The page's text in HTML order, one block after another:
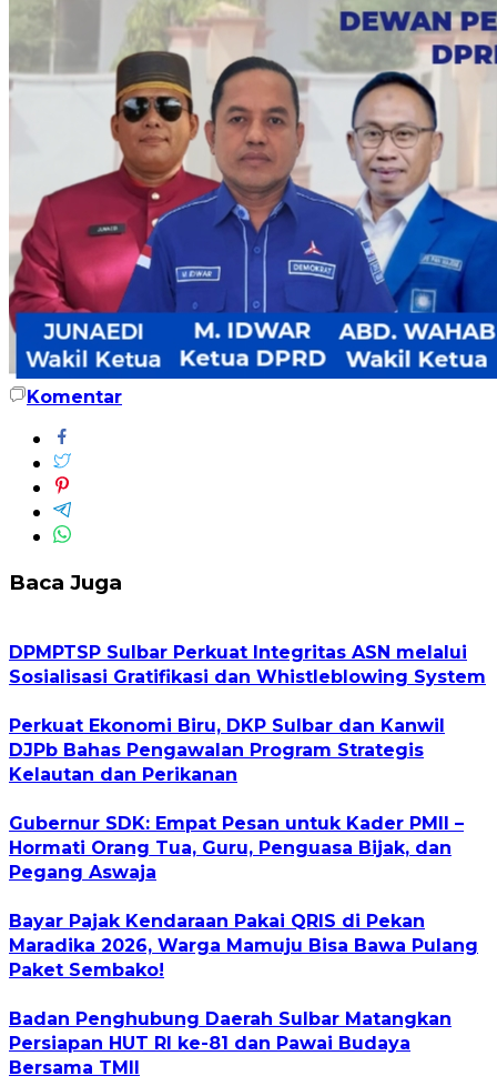
Komentar
Baca Juga
DPMPTSP Sulbar Perkuat Integritas ASN melalui
Sosialisasi Gratifikasi dan Whistleblowing System
Perkuat Ekonomi Biru, DKP Sulbar dan Kanwil
DJPb Bahas Pengawalan Program Strategis
Kelautan dan Perikanan
Gubernur SDK: Empat Pesan untuk Kader PMII –
Hormati Orang Tua, Guru, Penguasa Bijak, dan
Pegang Aswaja
Bayar Pajak Kendaraan Pakai QRIS di Pekan
Maradika 2026, Warga Mamuju Bisa Bawa Pulang
Paket Sembako!
Badan Penghubung Daerah Sulbar Matangkan
Persiapan HUT RI ke-81 dan Pawai Budaya
Bersama TMII